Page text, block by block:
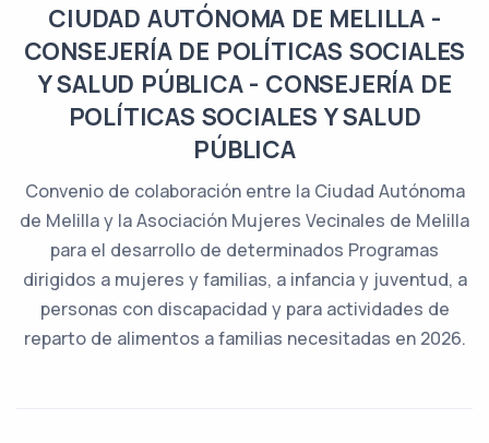
CIUDAD AUTÓNOMA DE MELILLA -
CONSEJERÍA DE POLÍTICAS SOCIALES
Y SALUD PÚBLICA - CONSEJERÍA DE
POLÍTICAS SOCIALES Y SALUD
PÚBLICA
Convenio de colaboración entre la Ciudad Autónoma
de Melilla y la Asociación Mujeres Vecinales de Melilla
para el desarrollo de determinados Programas
dirigidos a mujeres y familias, a infancia y juventud, a
personas con discapacidad y para actividades de
reparto de alimentos a familias necesitadas en 2026.